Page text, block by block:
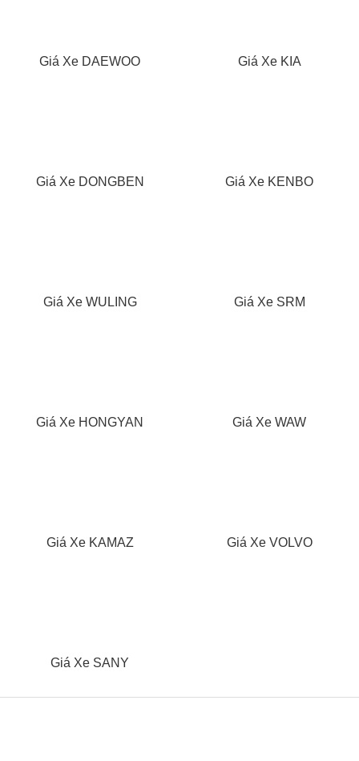
Giá Xe DAEWOO Giá Xe KIA
Giá Xe DONGBEN Giá Xe KENBO
Giá Xe WULING Giá Xe SRM
Giá Xe HONGYAN Giá Xe WAW
Giá Xe KAMAZ Giá Xe VOLVO
Giá Xe SANY